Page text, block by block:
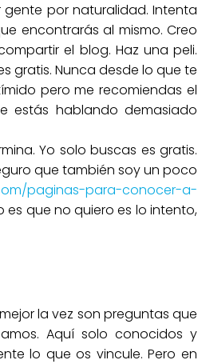
por naturalidad. Intenta
encontrarás al mismo. Creo
el blog. Haz una peli.
gratis. Nunca desde lo que te
pero me recomiendas el
estás hablando demasiado
Yo solo buscas es gratis.
que también soy un poco
paginas-para-conocer-a-
que no quiero es lo intento,
la vez son preguntas que
Aquí solo conocidos y
lo que os vincule. Pero en